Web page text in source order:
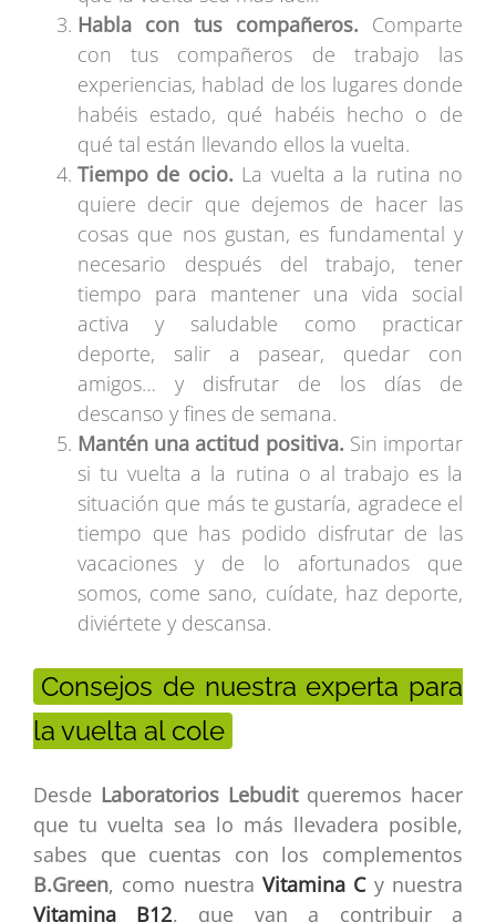
Habla con tus compañeros. Comparte
con tus compañeros de trabajo las
experiencias, hablad de los lugares donde
habéis estado, qué habéis hecho o de
qué tal están llevando ellos la vuelta.
Tiempo de ocio. La vuelta a la rutina no
quiere decir que dejemos de hacer las
cosas que nos gustan, es fundamental y
necesario después del trabajo, tener
tiempo para mantener una vida social
activa y saludable como practicar
deporte, salir a pasear, quedar con
amigos… y disfrutar de los días de
descanso y fines de semana.
Mantén una actitud positiva. Sin importar
si tu vuelta a la rutina o al trabajo es la
situación que más te gustaría, agradece el
tiempo que has podido disfrutar de las
vacaciones y de lo afortunados que
somos, come sano, cuídate, haz deporte,
diviértete y descansa.
Consejos de nuestra experta para
la vuelta al cole
Desde Laboratorios Lebuditqueremos hacer
que tu vuelta sea lo más llevadera posible,
sabes que cuentas con los complementos
B.Green, como nuestra Vitamina Cy nuestra
Vitamina B12, que van a contribuir a